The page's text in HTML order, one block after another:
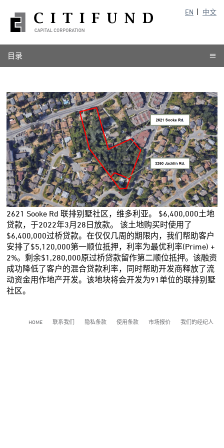
EN 中文
目录
2621 Sooke Rd 联排别墅社区，维多利亚。 $6,400,000土地
贷款，于2022年3月28日放款。 该土地购买时使用了
$6,400,000过桥贷款。在仅仅几周的期限内，我们帮助客户
安排了$5,120,000第一顺位抵押，利率为最优利率(Prime) +
2%。剩余$1,280,000原过桥贷款留作第二顺位抵押。该融资
成功降低了客户的混合贷款利率，同时帮助开发商释放了流
动资金用作地产开发。该地块将会开发为91单位的联排别墅
社区。
HOME 联系我们 隐私条款 使用条款 市场报价 我们的经纪人